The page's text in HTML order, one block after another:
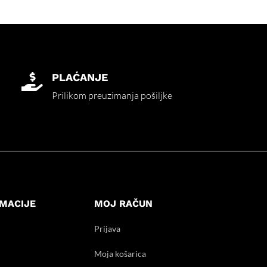
 PLAĆANJE
Prilikom preuzimanja pošiljke
MOJ RAČUN
Prijava
Moja košarica